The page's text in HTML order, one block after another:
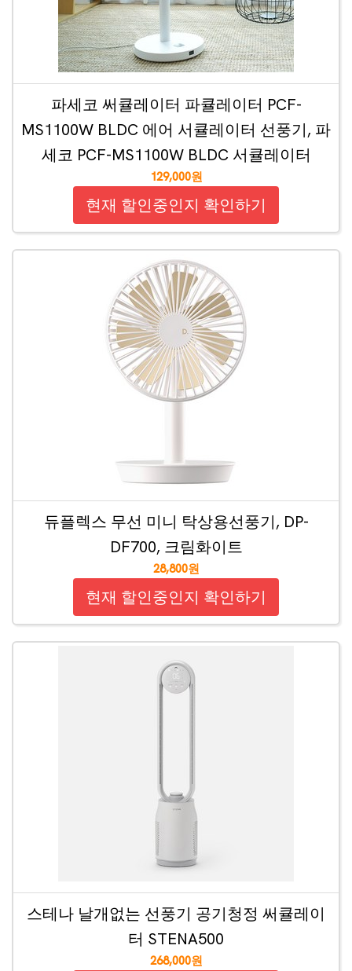
파세코 써큘레이터 파큘레이터 PCF-
MS1100W BLDC 에어 서큘레이터 선풍기, 파
세코 PCF-MS1100W BLDC 서큘레이터
129,000원
현재 할인중인지 확인하기
듀플렉스 무선 미니 탁상용선풍기, DP-
DF700, 크림화이트
28,800원
현재 할인중인지 확인하기
스테나 날개없는 선풍기 공기청정 써큘레이
터 STENA500
268,000원